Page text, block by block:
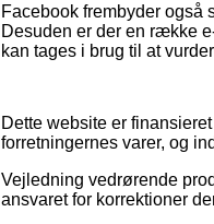
Facebook frembyder også
Desuden er der en række
kan tages i brug til at
Dette website er
forretningernes varer, og
Vejledning vedrørende
ansvaret for korrektioner